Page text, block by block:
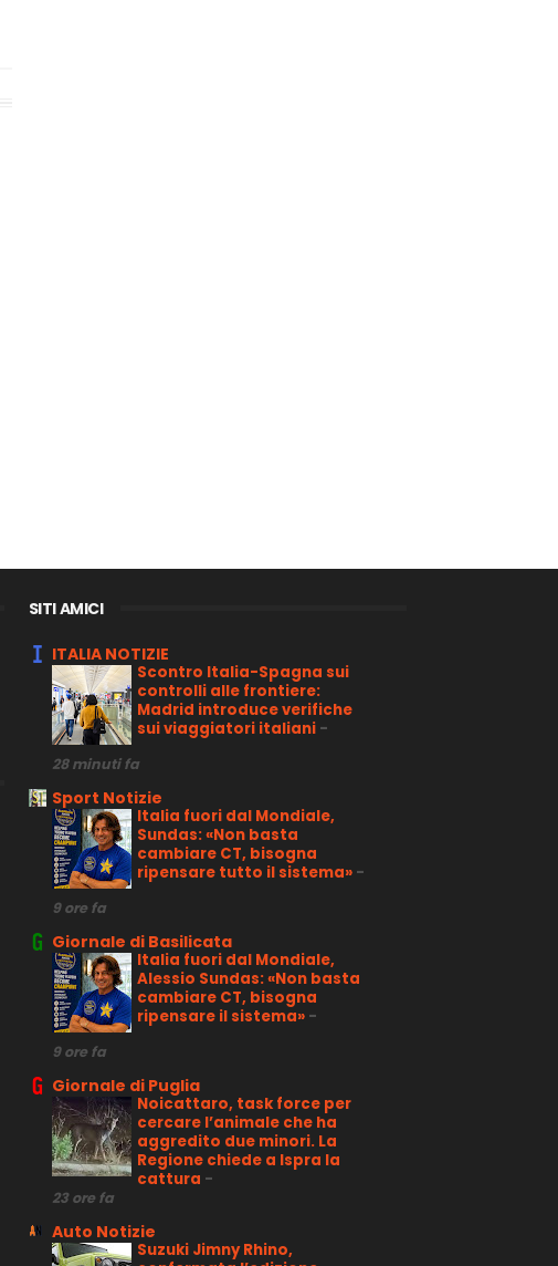
SITI AMICI
ITALIA NOTIZIE
Scontro Italia-Spagna sui
controlli alle frontiere:
Madrid introduce verifiche
sui viaggiatori italiani -
28 minuti fa
Sport Notizie
Italia fuori dal Mondiale,
Sundas: «Non basta
cambiare CT, bisogna
ripensare tutto il sistema» -
9 ore fa
Giornale di Basilicata
Italia fuori dal Mondiale,
Alessio Sundas: «Non basta
cambiare CT, bisogna
ripensare il sistema» -
9 ore fa
Giornale di Puglia
Noicattaro, task force per
cercare l’animale che ha
aggredito due minori. La
Regione chiede a Ispra la
cattura -
23 ore fa
Auto Notizie
Suzuki Jimny Rhino,